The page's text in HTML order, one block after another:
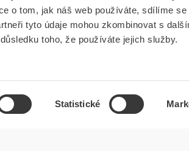
o tom, jak náš web používáte, sdílíme
tyto údaje mohou zkombinovat s
toho, že používáte jejich služby.
Statistické